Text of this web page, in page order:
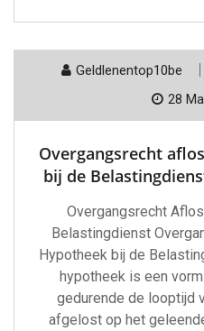
Geldlenentop10be
28
Overgangsrecht
bij de
Overgangsrecht
Belastingdienst
Hypotheek bij de
hypotheek is een
gedurende de looptijd
afgelost op het